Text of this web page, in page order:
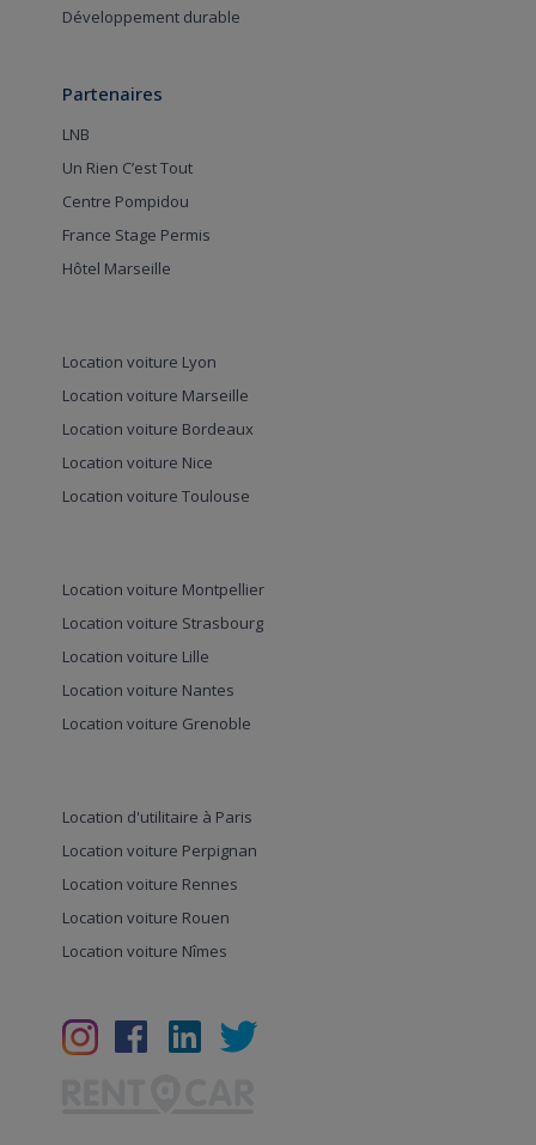
Développement durable
Partenaires
LNB
Un Rien C’est Tout
Centre Pompidou
France Stage Permis
Hôtel Marseille
Location voiture Lyon
Location voiture Marseille
Location voiture Bordeaux
Location voiture Nice
Location voiture Toulouse
Location voiture Montpellier
Location voiture Strasbourg
Location voiture Lille
Location voiture Nantes
Location voiture Grenoble
Location d'utilitaire à Paris
Location voiture Perpignan
Location voiture Rennes
Location voiture Rouen
Location voiture Nîmes